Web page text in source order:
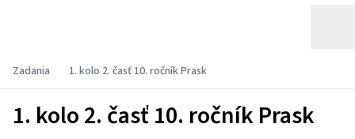
Zadania 1. kolo 2. časť 10. ročník Prask
1. kolo 2. časť 10. ročník Prask